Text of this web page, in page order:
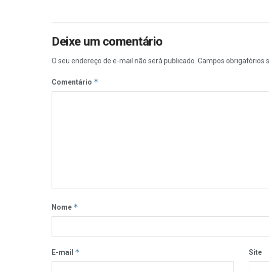
Deixe um comentário
O seu endereço de e-mail não será publicado. Campos obrigatórios
Comentário *
Nome *
E-mail * Site